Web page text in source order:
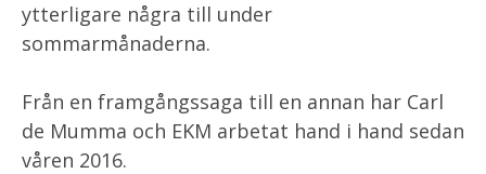
ytterligare några till under
sommarmånaderna.
Från en framgångssaga till en annan har Carl
de Mumma och EKM arbetat hand i hand sedan
våren 2016.